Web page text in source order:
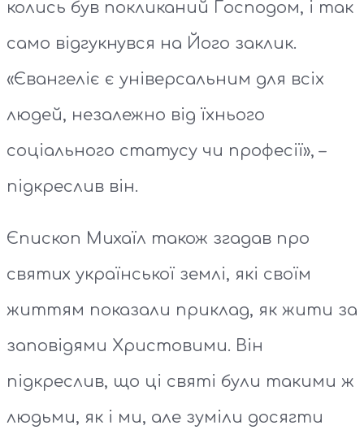
колись був покликаний Господом, і так
само відгукнувся на Його заклик.
«Євангеліє є універсальним для всіх
людей, незалежно від їхнього
соціального статусу чи професії», –
підкреслив він.
Єпископ Михаїл також згадав про
святих української землі, які своїм
життям показали приклад, як жити за
заповідями Христовими. Він
підкреслив, що ці святі були такими ж
людьми, як і ми, але зуміли досягти